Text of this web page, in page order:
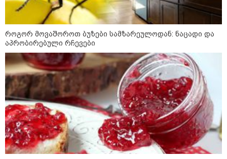
"15 წლის წინ ჩადენილი
დანაშაული, 5-ჯერ შეცვლილი
მოსამართლე, 4-ჯერ თავიდან
დაწყებული საქმე... მადლობა
პროკურატურას, მათ გარეშე ეს
ხარძიანი
12:12 / 02-08-2026
“როდესაც ზღვაზე დასვენება
უფრო დიდი პრიორიტეტია,
ვიდრე პოლიტიკური პატიმრები,
ბრძოლა ან პოლიტსაბჭოს
სხდომა, ბევრ რამეზე
მეტყველებს“ - ანა წითლიძე
თინა ბოკუჩავაზე
კატეგორიის ყველა სიახლე
როგორ მოვაშოროთ ბუზები სამზარეულოდან: ნაცადი და
აპრობირებული რჩევები